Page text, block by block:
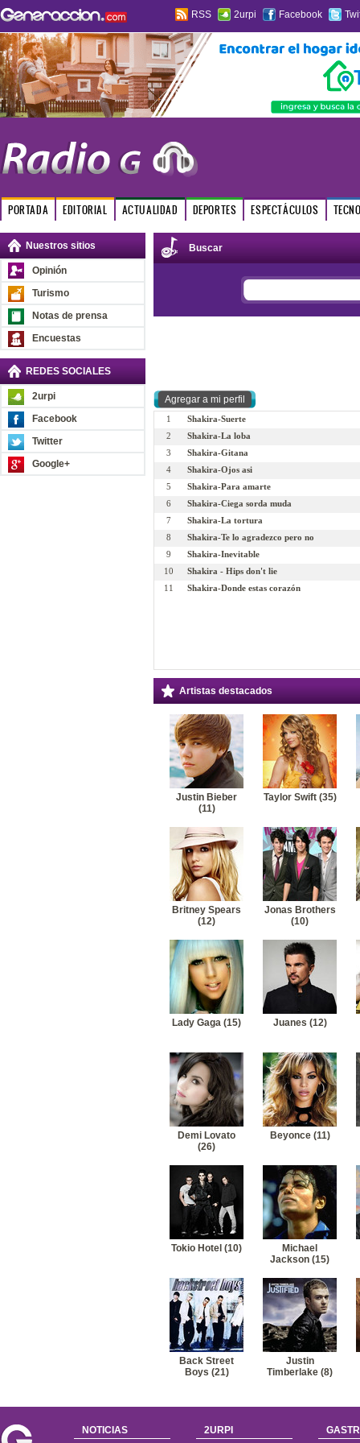
RSS 2urpi Facebook
PORTADA EDITORIAL ACTUALIDAD DEPORTES ESPECTÁCULOS
Nuestros sitios
Opinión
Turismo
Notas de prensa
Encuestas
REDES SOCIALES
2urpi
Facebook
Twitter
Google+
Buscar
1
Shakira-Suerte
2
Shakira-La loba
3
Shakira-Gitana
4
Shakira-Ojos asi
5
Shakira-Para amarte
6
Shakira-Ciega sorda muda
7
Shakira-La tortura
8
Shakira-Te lo agradezco pero no
9
Shakira-Inevitable
10
Shakira - Hips don't lie
11
Shakira-Donde estas corazón
Artistas destacados
Justin Bieber
(11)
Taylor Swift (35)
Britney Spears
(12)
Jonas Brothers
(10)
Lady Gaga (15) Juanes (12)
Demi Lovato
(26)
Beyonce (11)
Tokio Hotel (10)
Michael
Jackson (15)
Back Street
Boys (21)
Justin
Timberlake (8)
NOTICIAS 2URPI